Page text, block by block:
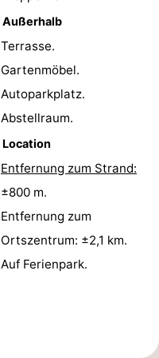
Außerhalb
Terrasse.
Gartenmöbel.
Autoparkplatz.
Abstellraum.
Location
Entfernung zum Strand:
±800 m.
Entfernung zum
Ortszentrum: ±2,1 km.
Auf Ferienpark.